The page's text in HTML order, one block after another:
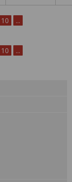
10 ...
10 ...